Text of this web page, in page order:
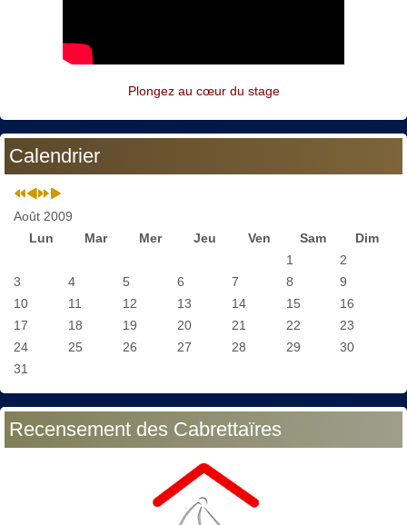
Plongez au cœur du stage
Calendrier
Août 2009
Lun
Mar Mer Jeu Ven Sam
Dim
1
2
3
4 5 6 7 8
9
10
11 12 13 14 15
16
17
18 19 20 21 22
23
24
25 26 27 28 29
30
31
Recensement des Cabrettaïres